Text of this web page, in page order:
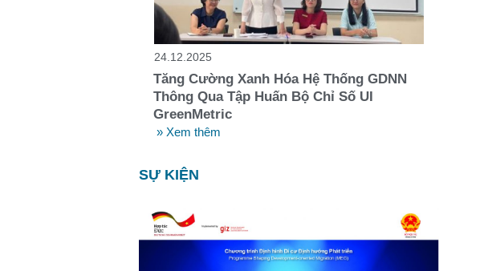
24.12.2025
Tăng Cường Xanh Hóa Hệ Thống GDNN
Thông Qua Tập Huấn Bộ Chỉ Số UI
GreenMetric
» Xem thêm
SỰ KIỆN